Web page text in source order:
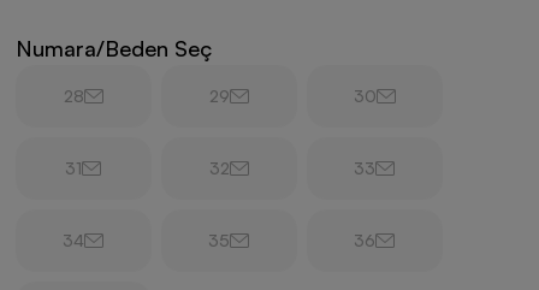
Numara/Beden Seç
28 29 30
31 32 33
34 35 36